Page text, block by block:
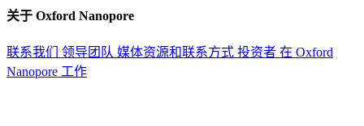
关于 Oxford Nanopore
联系我们 领导团队 媒体资源和联系方式 投资者 在 Oxford
Nanopore 工作